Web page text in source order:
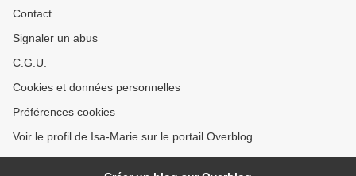
Contact
Signaler un abus
C.G.U.
Cookies et données personnelles
Préférences cookies
Voir le profil de Isa-Marie sur le portail Overblog